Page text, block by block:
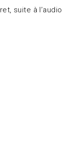
suite à l’audio